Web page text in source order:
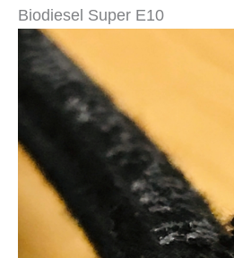
Biodiesel Super E10